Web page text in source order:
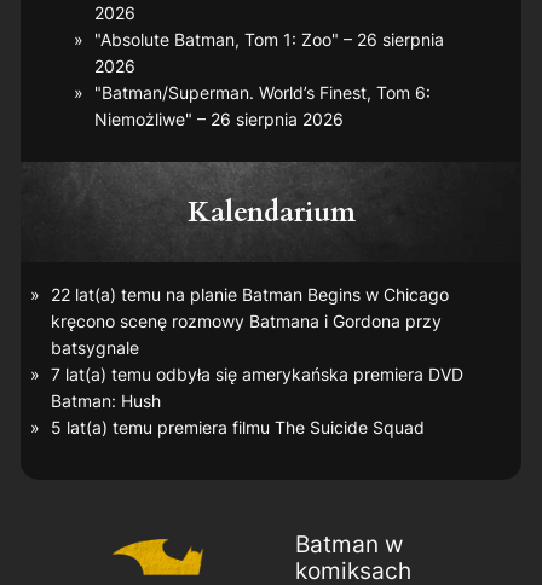
2026
"Absolute Batman, Tom 1: Zoo" – 26 sierpnia
2026
"Batman/Superman. World’s Finest, Tom 6:
Niemożliwe" – 26 sierpnia 2026
Kalendarium
22 lat(a) temu na planie Batman Beginsw Chicago
kręcono scenę rozmowy Batmana i Gordona przy
batsygnale
7 lat(a) temu odbyła się amerykańska premiera DVD
Batman: Hush
5 lat(a) temu premiera filmu The Suicide Squad
Batman w
komiksach